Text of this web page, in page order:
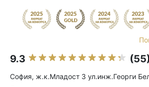
9.3
София, ж.к.Младост 3 ул.инж.Георги